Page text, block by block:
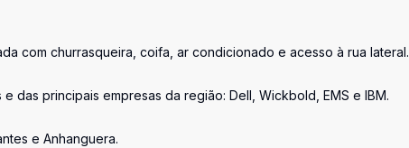
com churrasqueira, coifa, ar condicionado e acesso à rua lateral.
principais empresas da região: Dell, Wickbold, EMS e IBM.
e Anhanguera.